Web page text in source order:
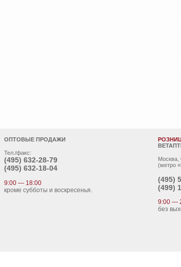
ОПТОВЫЕ ПРОДАЖИ
Тел./факс:
(495) 632-28-79
(495) 632-18-04
9:00 — 18:00
кроме субботы и воскресенья.
Москва,
(метро
(495)
(499)
9:00 —
без